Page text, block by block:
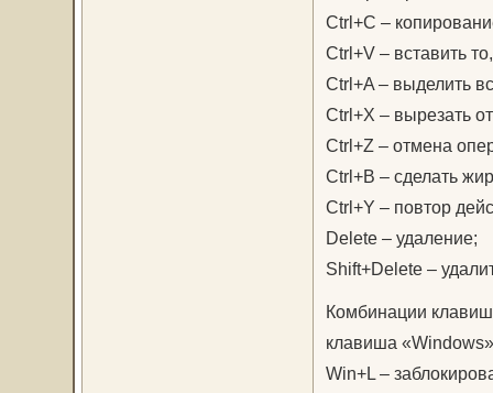
Ctrl+C –
Ctrl+V – вставить
Ctrl+A – выделить
Ctrl+X – вырезать
Ctrl+Z – отмена
Ctrl+B – сделать
Ctrl+Y – повтор
Delete – удаление;
Shift+Delete –
Комбинации клавиш
клавиша
Win+L –